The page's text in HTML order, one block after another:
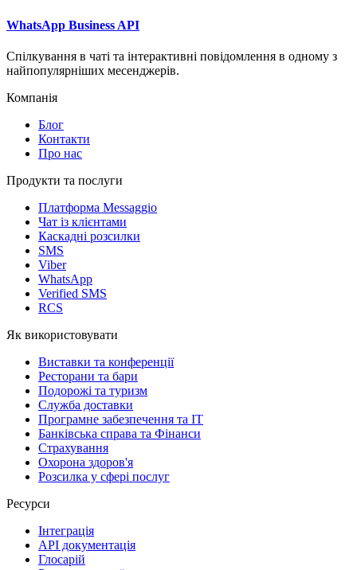
WhatsApp Business API
Спілкування в чаті та інтерактивні повідомлення в одному з
найпопулярніших месенджерів.
Компанія
Блог
Контакти
Про нас
Продукти та послуги
Платформа Messaggio
Чат із клієнтами
Каскадні розсилки
SMS
Viber
WhatsApp
Verified SMS
RCS
Як використовувати
Виставки та конференції
Ресторани та бари
Подорожі та туризм
Служба доставки
Програмне забезпечення та IT
Банківська справа та Фінанси
Страхування
Охорона здоров'я
Розсилка у сфері послуг
Ресурси
Інтеграція
API документація
Глосарій